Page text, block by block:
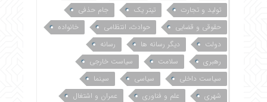
تولید و تجارت
تیتر یک
جام حذفی
حقوقی و قضایی
حوادث، انتظامی
خانواده
دولت
دیگر رسانه ها
رسانه
رهبری
سلامت
سیاست خارجی
سیاست داخلی
سیاسی
سینما
شهری
علم و فناوری
عمران و اشتغال